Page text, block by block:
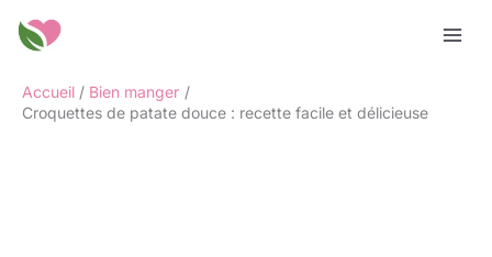
Accueil
Bien manger
Croquettes de patate douce : recette facile et délicieuse